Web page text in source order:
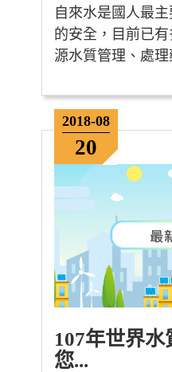
自來水是國人最
的安全，目前已
源水質管理、處
2018-08
20
107年世界
您...